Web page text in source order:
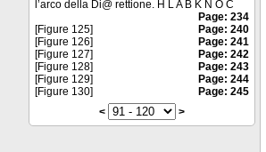
l’arco della Di@ rettione. H L A B K N O C
Page: 234
[Figure 125]
Page: 240
[Figure 126]
Page: 241
[Figure 127]
Page: 242
[Figure 128]
Page: 243
[Figure 129]
Page: 244
[Figure 130]
Page: 245
<
>